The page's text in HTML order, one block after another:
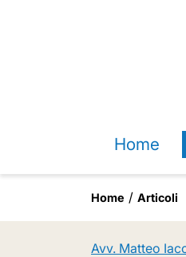
Home
Home Articoli
Avv. Matteo